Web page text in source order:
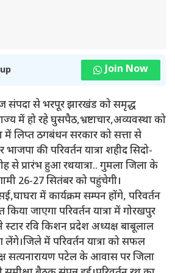
Join Now
संपदा से भरपूर झारखंड को समृद्ध
में हो रहे घुसपैठ,भ्रष्टाचार,अव्यवस्था को
लिप्त ठगबंधन सरकार को सत्ता से
की परिवर्तन यात्रा शहीद सिदो-
से प्रारंभ हुआ रथयात्रा.. गुमला जिला के
26-27 सितंबर को पहुंचेगी।
में कार्यक्रम सम्पन होंगे, परिवर्तन
किया जाएगा परिवर्तन यात्रा में गोरखपुर
रवि किशन प्रदेश अध्यक्ष बाबूलाल
लेंगे।जिले में परिवर्तन यात्रा को सफल
सत्यनारायण पटेल के आवास पर जिला